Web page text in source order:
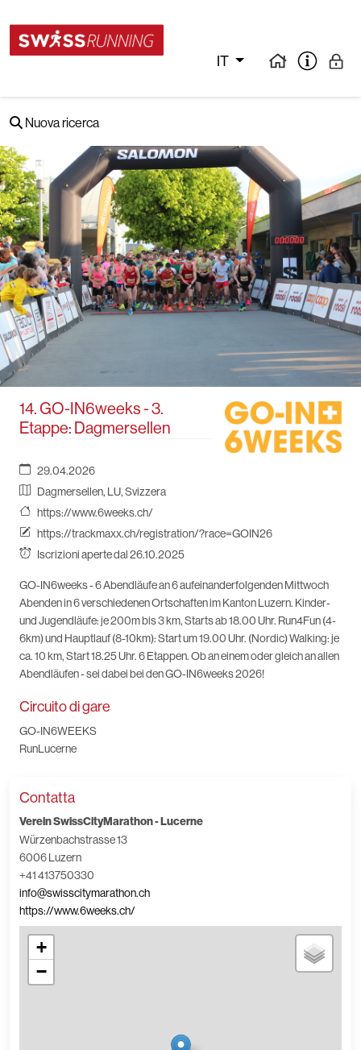
IT
Nuova ricerca
14. GO-IN6weeks - 3.
Etappe: Dagmersellen
29.04.2026
Dagmersellen, LU, Svizzera
https://www.6weeks.ch/
https://trackmaxx.ch/registration/?race=GOIN26
Iscrizioni aperte dal 26.10.2025
GO-IN6weeks - 6 Abendläufe an 6 aufeinanderfolgenden Mittwoch
Abenden in 6 verschiedenen Ortschaften im Kanton Luzern. Kinder-
und Jugendläufe: je 200m bis 3 km, Starts ab 18.00 Uhr. Run4Fun (4-
6km) und Hauptlauf (8-10km): Start um 19.00 Uhr. (Nordic) Walking: je
ca. 10 km, Start 18.25 Uhr. 6 Etappen. Ob an einem oder gleich an allen
Abendläufen - sei dabei bei den GO-IN6weeks 2026!
Circuito di gare
GO-IN6WEEKS
RunLucerne
Contatta
Verein SwissCityMarathon - Lucerne
Würzenbachstrasse 13
6006 Luzern
+41 413750330
info@swisscitymarathon.ch
https://www.6weeks.ch/
+
−